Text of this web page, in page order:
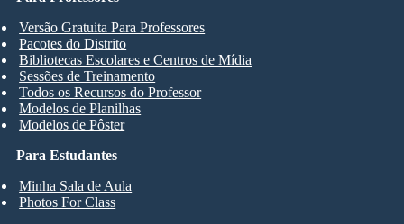
Para Estudantes
Minha Sala de Aula
Photos For Class
Versão Gratuita Para Professores
Pacotes do Distrito
Bibliotecas Escolares e Centros de Mídia
Sessões de Treinamento
Todos os Recursos do Professor
Modelos de Planilhas
Modelos de Pôster